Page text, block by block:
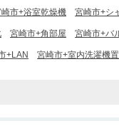
市+浴室乾燥機 宮崎市+シ
宮崎市+角部屋 宮崎市+バ
+LAN 宮崎市+室内洗濯機